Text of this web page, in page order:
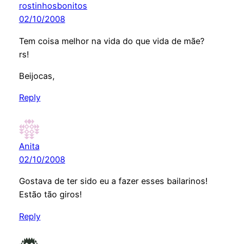
rostinhosbonitos
02/10/2008
Tem coisa melhor na vida do que vida de mãe?
rs!
Beijocas,
Reply
Anita
02/10/2008
Gostava de ter sido eu a fazer esses bailarinos!
Estão tão giros!
Reply